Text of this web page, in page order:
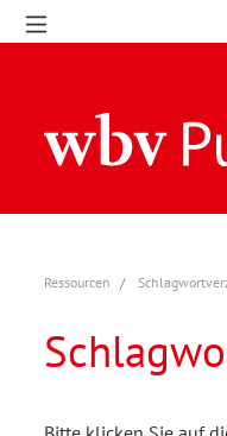
Ressourcen